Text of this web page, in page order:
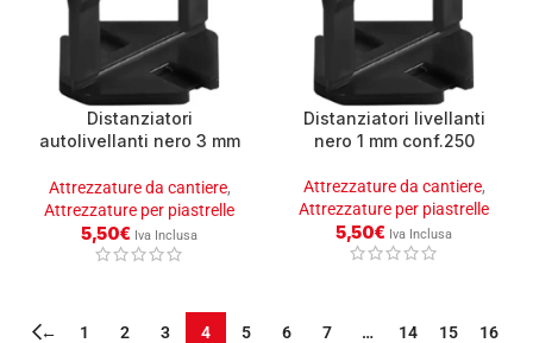
Distanziatori
autolivellanti nero 3 mm
Attrezzature da cantiere,
Attrezzature per piastrelle
5,50€ Iva Inclusa
Distanziatori livellanti
nero 1 mm conf.250
Attrezzature da cantiere,
Attrezzature per piastrelle
5,50€ Iva Inclusa
← 1 2 3 4 5 6 7 … 14 15 16